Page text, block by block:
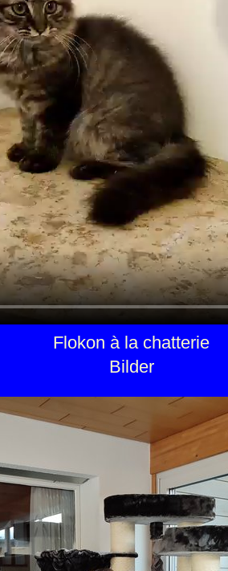
Flokon à la chatterie
Bilder